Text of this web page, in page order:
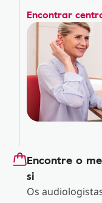
Encontrar
Encontre o
si
Os